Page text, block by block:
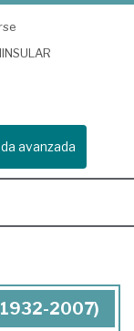
avanzada
2007)